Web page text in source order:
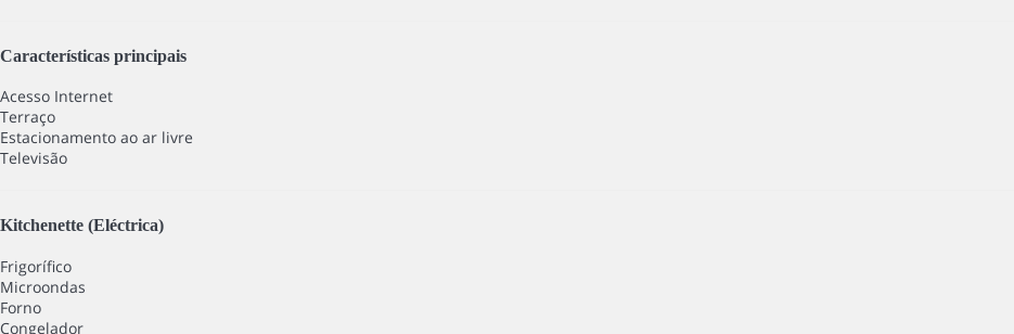
Características principais
Acesso Internet
Terraço
Estacionamento ao ar livre
Televisão
Kitchenette (Eléctrica)
Frigorífico
Microondas
Forno
Congelador